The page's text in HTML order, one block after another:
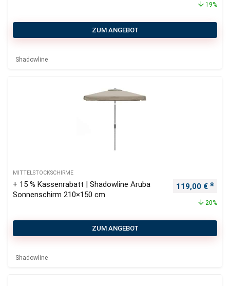
19%
ZUM ANGEBOT
Shadowline
MITTELSTOCKSCHIRME
+ 15 % Kassenrabatt | Shadowline Aruba
Sonnenschirm 210×150 cm
119,00 €
20%
ZUM ANGEBOT
Shadowline